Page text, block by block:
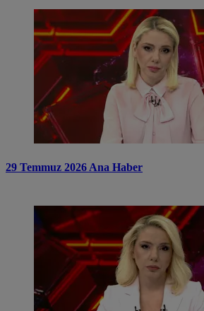
29 Temmuz 2026 Ana Haber